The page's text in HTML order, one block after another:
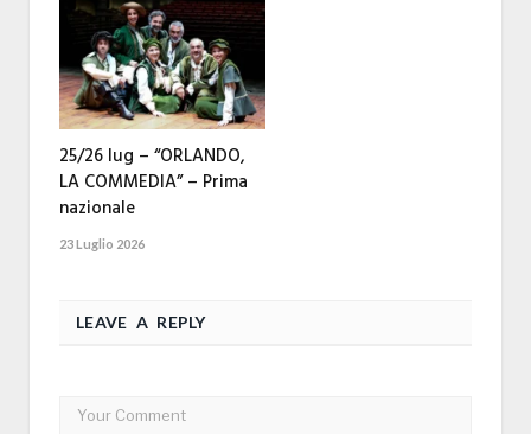
25/26 lug – “ORLANDO,
LA COMMEDIA” – Prima
nazionale
23 Luglio 2026
LEAVE A REPLY